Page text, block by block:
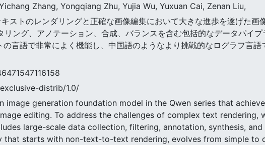
Zhang, Yongqiang Zhu, Yujia Wu, Yuxuan Cai, Zenan Liu,
トのレンダリングと正確な画像編集において大きな進歩を遂げた画
ング、アノテーション、合成、バランスを含む包括的なデータパイ
言語で非常によく機能し、中国語のようなより挑戦的なログラフ言語
distrib/1.0/
image generation foundation model in the Qwen series that
editing. To address the challenges of complex text rendering,
large-scale data collection, filtering, annotation, synthesis,
that starts with non-text-to-text rendering, evolves from simple to